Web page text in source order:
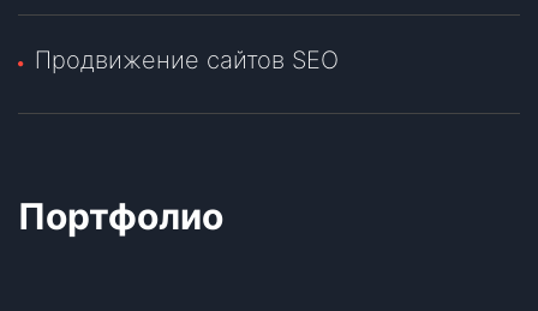
Продвижение сайтов SEO
Портфолио